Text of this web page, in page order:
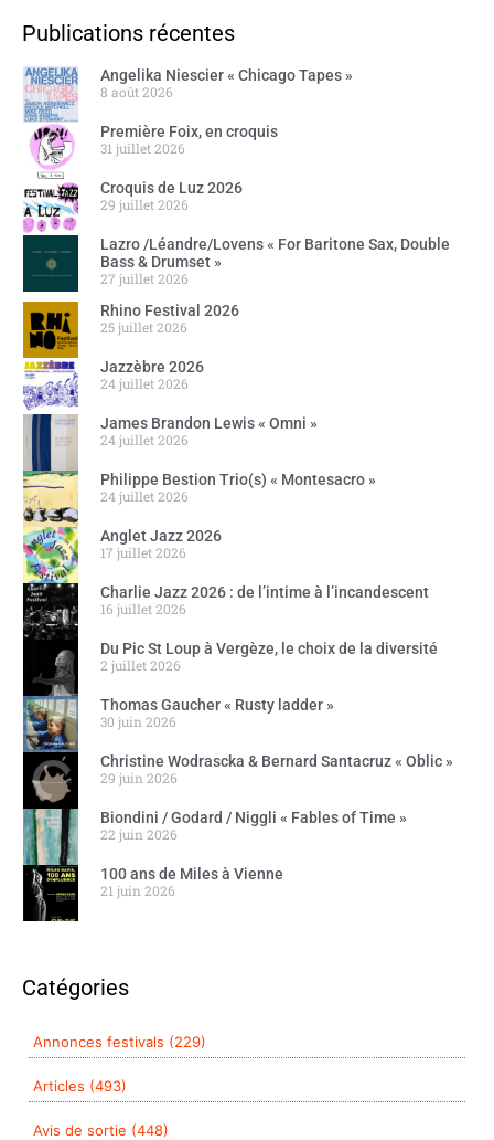
Publications récentes
Angelika Niescier « Chicago Tapes »
8 août 2026
Première Foix, en croquis
31 juillet 2026
Croquis de Luz 2026
29 juillet 2026
Lazro /Léandre/Lovens « For Baritone Sax, Double
Bass & Drumset »
27 juillet 2026
Rhino Festival 2026
25 juillet 2026
Jazzèbre 2026
24 juillet 2026
James Brandon Lewis « Omni »
24 juillet 2026
Philippe Bestion Trio(s) « Montesacro »
24 juillet 2026
Anglet Jazz 2026
17 juillet 2026
Charlie Jazz 2026 : de l’intime à l’incandescent
16 juillet 2026
Du Pic St Loup à Vergèze, le choix de la diversité
2 juillet 2026
Thomas Gaucher « Rusty ladder »
30 juin 2026
Christine Wodrascka & Bernard Santacruz « Oblic »
29 juin 2026
Biondini / Godard / Niggli « Fables of Time »
22 juin 2026
100 ans de Miles à Vienne
21 juin 2026
Catégories
Annonces festivals (229)
Articles (493)
Avis de sortie (448)